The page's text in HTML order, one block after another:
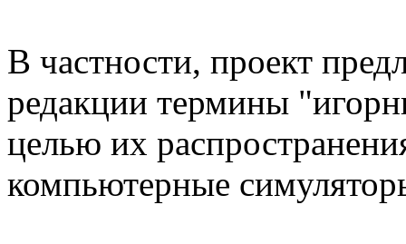
В частности, проект
редакции термины
целью их
компьютерные